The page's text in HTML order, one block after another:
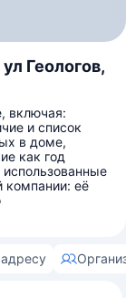
Геологов,
включая:
и список
в доме,
как год
использованные
её